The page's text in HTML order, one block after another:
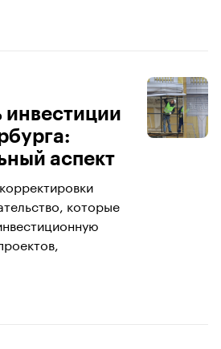
инвестиции
аспект
которые